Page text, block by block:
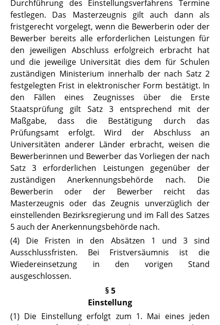
Durchführung des Einstellungsverfahrens Termine
festlegen. Das Masterzeugnis gilt auch dann als
fristgerecht vorgelegt, wenn die Bewerberin oder der
Bewerber bereits alle erforderlichen Leistungen für
den jeweiligen Abschluss erfolgreich erbracht hat
und die jeweilige Universität dies dem für Schulen
zuständigen Ministerium innerhalb der nach Satz 2
festgelegten Frist in elektronischer Form bestätigt. In
den Fällen eines Zeugnisses über die Erste
Staatsprüfung gilt Satz 3 entsprechend mit der
Maßgabe, dass die Bestätigung durch das
Prüfungsamt erfolgt. Wird der Abschluss an
Universitäten anderer Länder erbracht, weisen die
Bewerberinnen und Bewerber das Vorliegen der nach
Satz 3 erforderlichen Leistungen gegenüber der
zuständigen Anerkennungsbehörde nach. Die
Bewerberin oder der Bewerber reicht das
Masterzeugnis oder das Zeugnis unverzüglich der
einstellenden Bezirksregierung und im Fall des Satzes
5 auch der Anerkennungsbehörde nach.
(4) Die Fristen in den Absätzen 1 und 3 sind
Ausschlussfristen. Bei Fristversäumnis ist die
Wiedereinsetzung in den vorigen Stand
ausgeschlossen.
§ 5
Einstellung
(1) Die Einstellung erfolgt zum 1. Mai eines jeden